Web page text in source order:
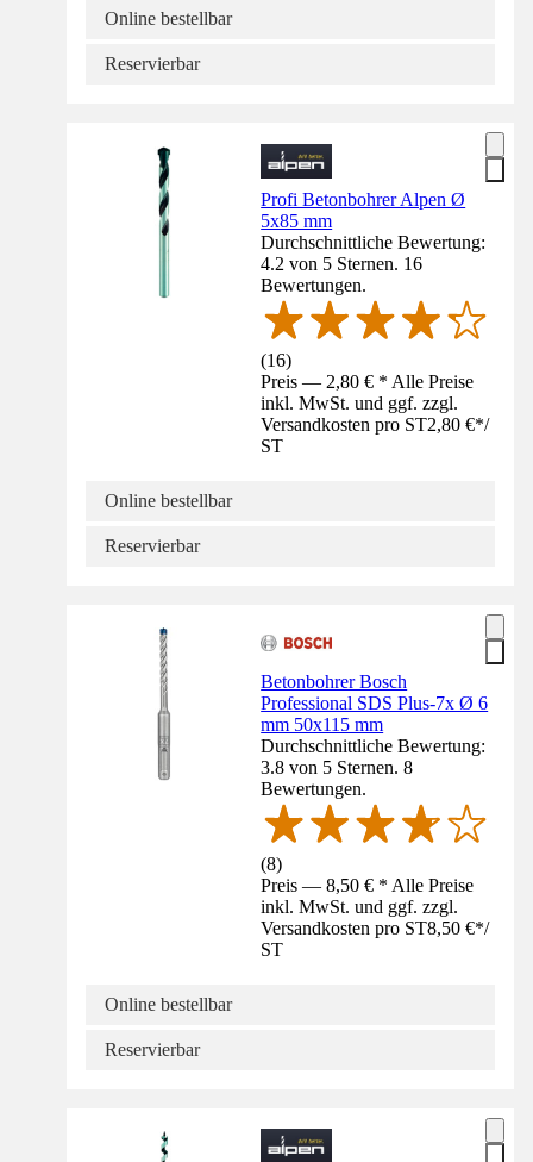
Online bestellbar
Reservierbar
Profi Betonbohrer Alpen Ø
5x85 mm
Durchschnittliche Bewertung:
4.2 von 5 Sternen. 16
Bewertungen.
(16)
Preis — 2,80 € * Alle Preise
inkl. MwSt. und ggf. zzgl.
Versandkosten pro ST2,80 €*/
ST
Online bestellbar
Reservierbar
Betonbohrer Bosch
Professional SDS Plus-7x Ø 6
mm 50x115 mm
Durchschnittliche Bewertung:
3.8 von 5 Sternen. 8
Bewertungen.
(8)
Preis — 8,50 € * Alle Preise
inkl. MwSt. und ggf. zzgl.
Versandkosten pro ST8,50 €*/
ST
Online bestellbar
Reservierbar